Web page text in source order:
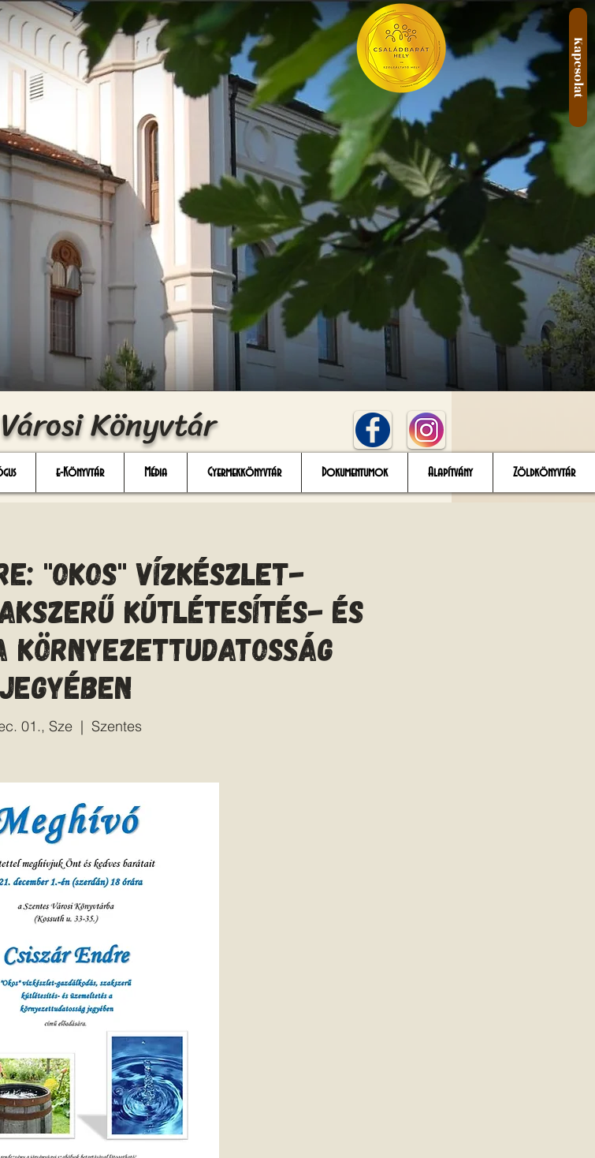
Kapcsolat
Könyvtár
e-Könyvtár Média Gyermekkönyvtár Dokumentumok Alapítvány Zöldkönyvtár
"Okos" vízkészlet-
kútlétesítés- és
környezettudatosság
jegyében
01., Sze
  |
Szentes